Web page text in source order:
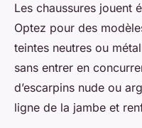
Les chaussures jouent
Optez pour des
teintes neutres ou
sans entrer en
d’escarpins nude ou
ligne de la jambe et